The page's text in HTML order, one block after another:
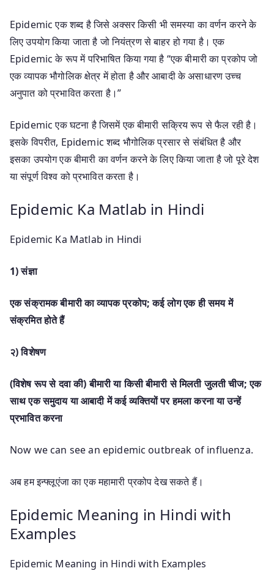
Epidemic एक शब्द है जिसे अक्सर किसी भी समस्या का वर्णन करने के
लिए उपयोग किया जाता है जो नियंत्रण से बाहर हो गया है। एक
Epidemic के रूप में परिभाषित किया गया है “एक बीमारी का प्रकोप जो
एक व्यापक भौगोलिक क्षेत्र में होता है और आबादी के असाधारण उच्च
अनुपात को प्रभावित करता है।”
Epidemic एक घटना है जिसमें एक बीमारी सक्रिय रूप से फैल रही है।
इसके विपरीत, Epidemic शब्द भौगोलिक प्रसार से संबंधित है और
इसका उपयोग एक बीमारी का वर्णन करने के लिए किया जाता है जो पूरे देश
या संपूर्ण विश्व को प्रभावित करता है।
Epidemic Ka Matlab in Hindi
Epidemic Ka Matlab in Hindi
1)संज्ञा
एक संक्रामक बीमारी का व्यापक प्रकोप;कई लोग एक ही समय में
संक्रमित होते हैं
२) विशेषण
(विशेष रूप से दवा की) बीमारी या किसी बीमारी से मिलती जुलती चीज;एक
साथ एक समुदाय या आबादी में कई व्यक्तियों पर हमला करना या उन्हें
प्रभावित करना
Now we can see an epidemic outbreak of influenza.
अब हम इन्फ्लूएंजा का एक महामारी प्रकोप देख सकते हैं।
Epidemic Meaning in Hindi with
Examples
Epidemic Meaning in Hindi with Examples